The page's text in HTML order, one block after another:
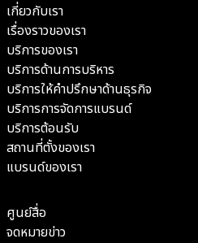
เกี่ยวกับเรา
เรื่องราวของเรา
บริการของเรา
บริการด้านการบริหาร
บริการให้คำปรึกษาด้านธุรกิจ
บริการการจัดการแบรนด์
บริการต้อนรับ
สถานที่ตั้งของเรา
แบรนด์ของเรา
ศูนย์สื่อ
จดหมายข่าว